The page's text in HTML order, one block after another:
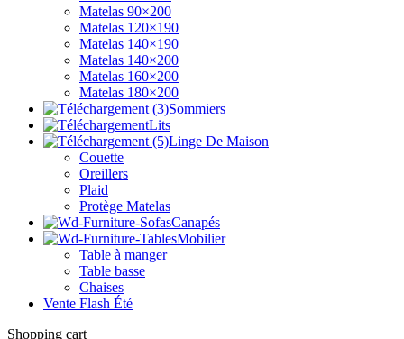
Matelas 90×200
Matelas 120×190
Matelas 140×190
Matelas 140×200
Matelas 160×200
Matelas 180×200
Sommiers
Lits
Linge De Maison
Couette
Oreillers
Plaid
Protège Matelas
Canapés
Mobilier
Table à manger
Table basse
Chaises
Vente Flash Été
Shopping cart